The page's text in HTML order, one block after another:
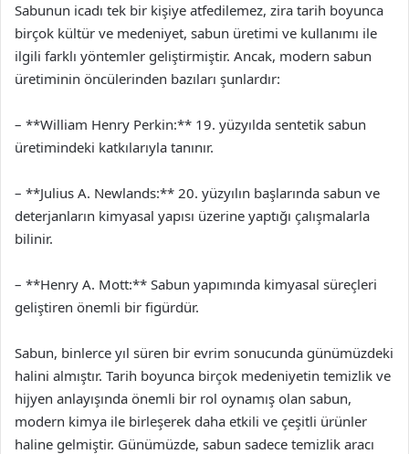
Sabunun icadı tek bir kişiye atfedilemez, zira tarih boyunca
birçok kültür ve medeniyet, sabun üretimi ve kullanımı ile
ilgili farklı yöntemler geliştirmiştir. Ancak, modern sabun
üretiminin öncülerinden bazıları şunlardır:
– **William Henry Perkin:** 19. yüzyılda sentetik sabun
üretimindeki katkılarıyla tanınır.
– **Julius A. Newlands:** 20. yüzyılın başlarında sabun ve
deterjanların kimyasal yapısı üzerine yaptığı çalışmalarla
bilinir.
– **Henry A. Mott:** Sabun yapımında kimyasal süreçleri
geliştiren önemli bir figürdür.
Sabun, binlerce yıl süren bir evrim sonucunda günümüzdeki
halini almıştır. Tarih boyunca birçok medeniyetin temizlik ve
hijyen anlayışında önemli bir rol oynamış olan sabun,
modern kimya ile birleşerek daha etkili ve çeşitli ürünler
haline gelmiştir. Günümüzde, sabun sadece temizlik aracı